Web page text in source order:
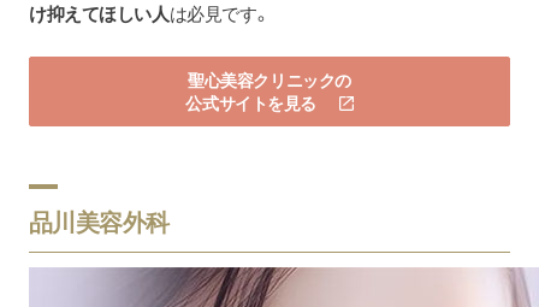
け抑えてほしい人は必見です。
聖心美容クリニックの
公式サイトを見る
品川美容外科